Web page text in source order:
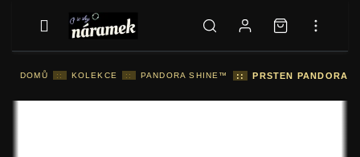
DOMŮ :: KOLEKCE :: PANDORA SHINE™ :: PRSTEN PANDORA